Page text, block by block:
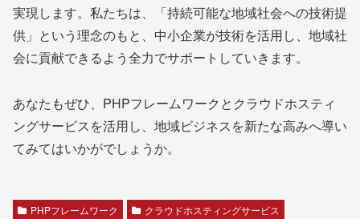
実現します。私たちは、「持続可能な地域社会への技術提
供」という理念のもと、中小企業が技術を活用し、地域社
会に貢献できるよう全力でサポートしていきます。
あなたもぜひ、PHPフレームワークとクラウドホスティ
ングサービスを活用し、地域ビジネスを新たな高みへ導い
てみてはいかがでしょうか。
PHPフレームワーク
クラウドホスティングサービス